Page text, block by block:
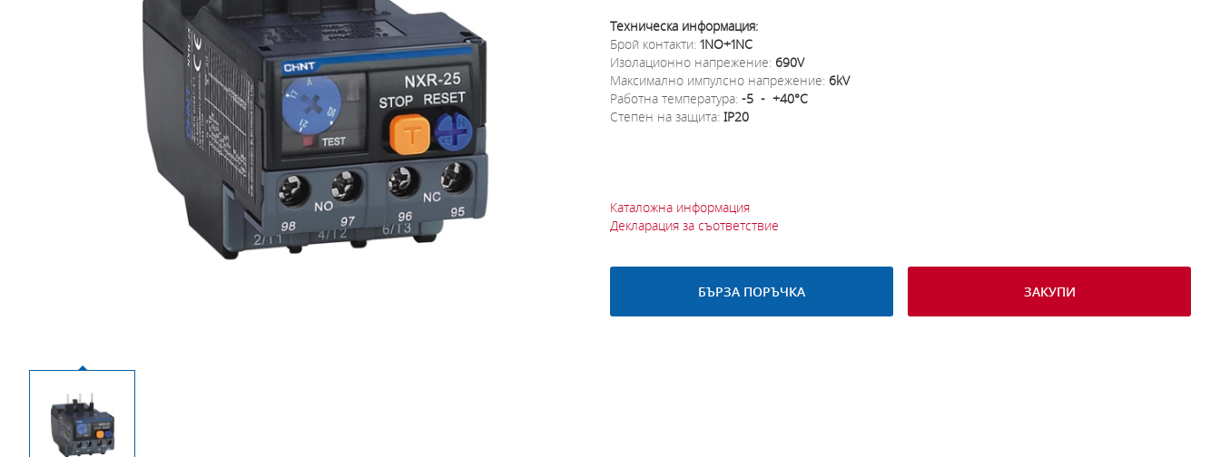
Техническа информация:
Брой контакти: 1NO+1NC
Изолационно напрежение: 690V
Максимално импулсно напрежение: 6kV
Работна температура: -5 - +40°C
Степен на защита: IP20
Каталожна информация
Декларация за съответствие
БЪРЗА ПОРЪЧКА ЗАКУПИ